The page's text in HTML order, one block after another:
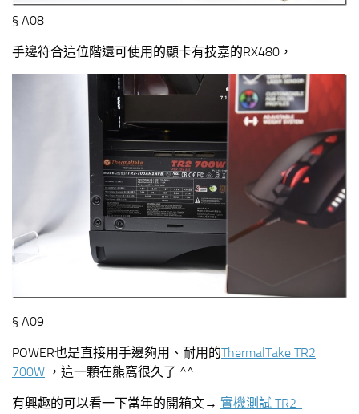
§ A08
手邊符合這位階還可使用的顯卡有技嘉的RX480，
§ A09
POWER也是直接用手邊夠用、耐用的ThermalTake TR2
700W ，這一顆在熊窩很久了 ^^
有興趣的可以看一下當年的開箱文→ 實機測試 TR2-